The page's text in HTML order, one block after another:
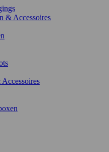
& Accessoires